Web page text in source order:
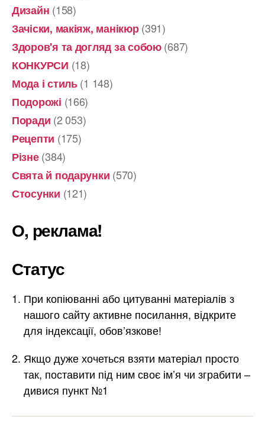
Дизайн (158)
Зачіски, макіяж, манікюр(391)
Здоров'я та догляд за собою(687)
КОНКУРСИ (18)
Мода і стиль(1 148)
Подорожі (166)
Поради (2 053)
Рецепти (175)
Різне(384)
Свята й подарунки (570)
Стосунки (121)
О, реклама!
Статус
При копіюванні або цитуванні матеріалів з
нашого сайту активне посилання, відкрите
для індексації, обов’язкове!
Якщо дуже хочеться взяти матеріал просто
так, поставити під ним своє ім’я чи зграбити –
дивися пункт №1